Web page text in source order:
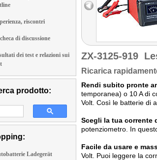
riscontri
di discussione
dei test e relazioni sui
prodotto:
Ladegerät
ZX-3125-919
Ricarica
Rendi subito pronte
temporanea) o 10 A di
Volt. Così le batterie di
Scegli la tua corrente
potenziometro. In
Facile da usare e
Volt. Puoi leggere la